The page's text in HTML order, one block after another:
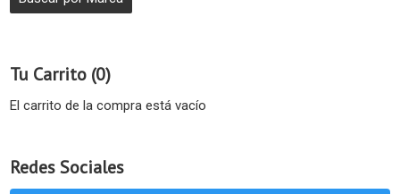
Tu Carrito (0)
El carrito de la compra está vacío
Redes Sociales